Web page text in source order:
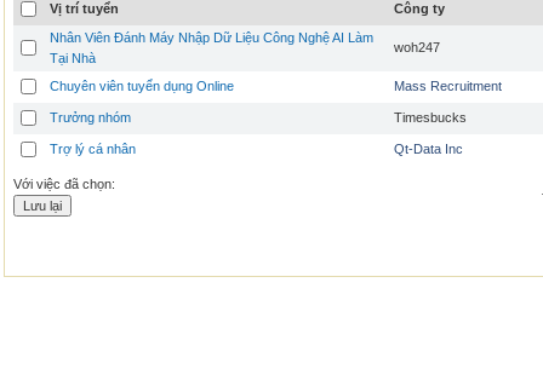
Vị trí tuyển
Công ty
Nhân Viên Đánh Máy Nhập Dữ Liệu Công Nghệ AI Làm
Tại Nhà
woh247
Chuyên viên tuyển dụng Online Mass Recruitment
Trưởng nhóm Timesbucks
Trợ lý cá nhân Qt-Data Inc
Với việc đã chọn: